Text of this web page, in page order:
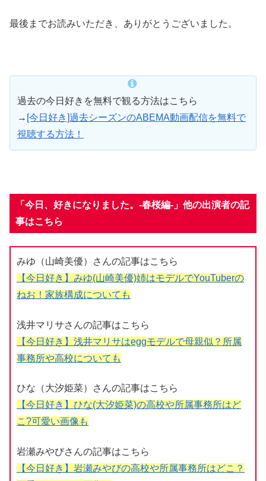
最後までお読みいただき、ありがとうございました。
過去の今日好きを無料で観る方法はこちら
→ [今日好き]過去シーズンのABEMA動画配信を無料で
視聴する方法！
「今日、好きになりました。-春桜編-」他の出演者の記
事はこちら
みゆ（山崎美優）さんの記事はこちら
【今日好き】みゆ(山崎美優)姉はモデルでYouTuberの
ねお！家族構成についても
浅井マリサさんの記事はこちら
【今日好き】浅井マリサはeggモデルで母親似？所属
事務所や高校についても
ひな（大汐姫菜）さんの記事はこちら
【今日好き】ひな(大汐姫菜)の高校や所属事務所はど
こ?可愛い画像も
岩瀬みやびさんの記事はこちら
【今日好き】岩瀬みやびの高校や所属事務所はどこ？